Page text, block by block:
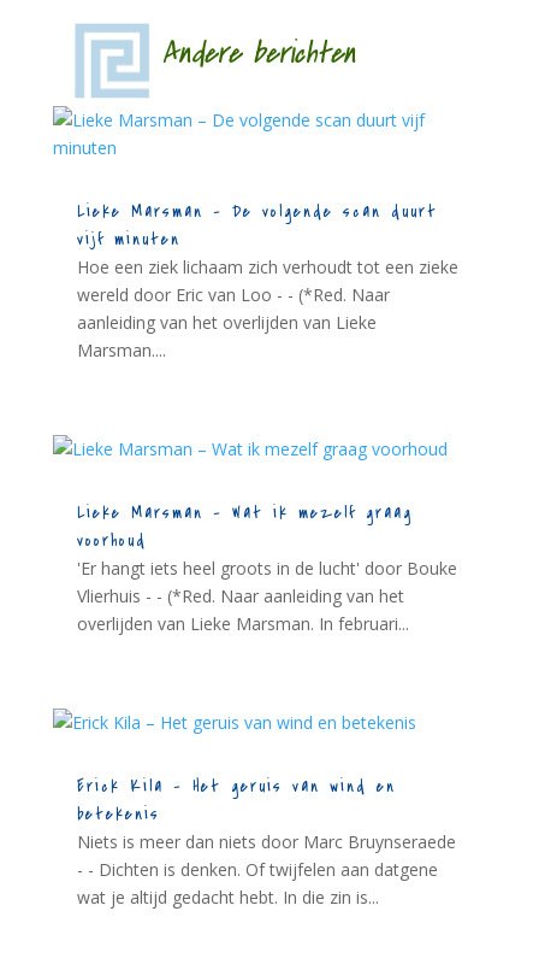
Andere berichten
Lieke Marsman – De volgende scan duurt
vijf minuten
Hoe een ziek lichaam zich verhoudt tot een zieke
wereld door Eric van Loo - - (*Red. Naar
aanleiding van het overlijden van Lieke
Marsman....
Lieke Marsman – Wat ik mezelf graag
voorhoud
'Er hangt iets heel groots in de lucht' door Bouke
Vlierhuis - - (*Red. Naar aanleiding van het
overlijden van Lieke Marsman. In februari...
Erick Kila – Het geruis van wind en
betekenis
Niets is meer dan niets door Marc Bruynseraede
- - Dichten is denken. Of twijfelen aan datgene
wat je altijd gedacht hebt. In die zin is...